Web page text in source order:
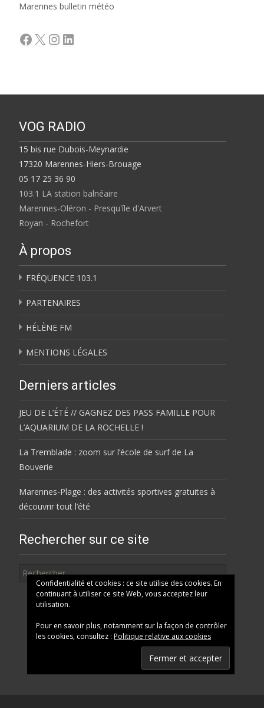
Marennes bulletin météo
Facebook
X Instagram
LinkedIn
VOG RADIO
15 bis rue Dubois-Meynardie
17320 Marennes-Hiers-Brouage
05 17 25 36 90
103.1 LA station balnéaire
Marennes-Oléron - Presqu'île d'Arvert
Royan - Rochefort
À propos
FRÉQUENCE 103.1
PARTENAIRES
HÉLÈNE FM
MENTIONS LÉGALES
Derniers articles
JEU DE L’ÉTÉ // GAGNEZ DES PASS FAMILLE POUR
L’AQUARIUM DE LA ROCHELLE !
La Tremblade : zoom sur l’école de surf de La
Bouverie
Marennes-Plage : des activités sportives gratuites à
découvrir tout l’été
Rechercher sur ce site
Confidentialité et cookies : ce site utilise des cookies. En
continuant à utiliser ce site Web, vous acceptez leur
utilisation.
Pour en savoir plus, notamment sur la façon de contrôler
les cookies, consultez : Politique relative aux cookies